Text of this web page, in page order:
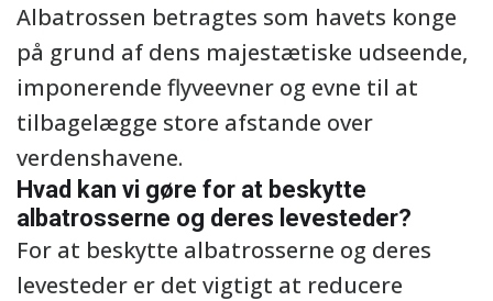
Albatrossen betragtes som havets konge
på grund af dens majestætiske udseende,
imponerende flyveevner og evne til at
tilbagelægge store afstande over
verdenshavene.
Hvad kan vi gøre for at beskytte
albatrosserne og deres levesteder?
For at beskytte albatrosserne og deres
levesteder er det vigtigt at reducere